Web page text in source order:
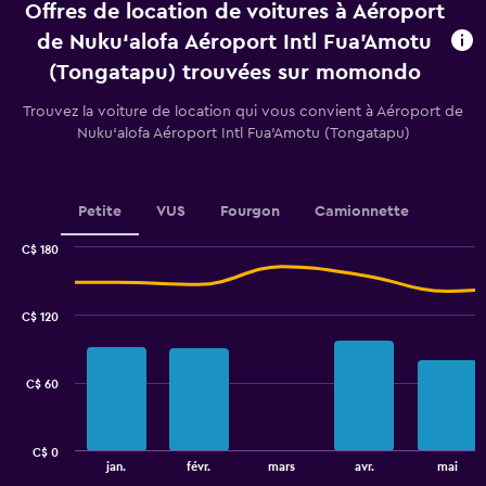
location.
Range:
91
categories.
chart
displaying
values.
Range:
96.
Offres de location de voitures à Aéroport
de Nuku‘alofa Aéroport Intl Fua'Amotu
(Tongatapu) trouvées sur momondo
Trouvez la voiture de location qui vous convient à Aéroport de
Nuku‘alofa Aéroport Intl Fua'Amotu (Tongatapu)
Petite VUS Fourgon Camionnette
jan. févr. mars avr. mai
C$ 0
C$ 60
C$ 120
C$ 180